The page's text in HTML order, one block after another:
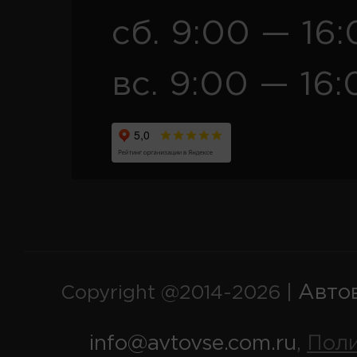
сб. 9:00 —
вс. 9:00 —
Copyright @2014-2026 |
info@avtovse.com.ru,